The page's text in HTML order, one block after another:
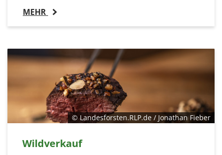
MEHR
© Landesforsten.RLP.de / Jonathan Fieber
Wildverkauf